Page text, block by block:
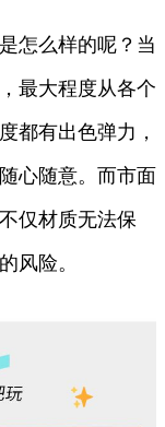
怎么样的呢？当
最大程度从各个
都有出色弹力，
心随意。而市面
仅材质无法保
风险。